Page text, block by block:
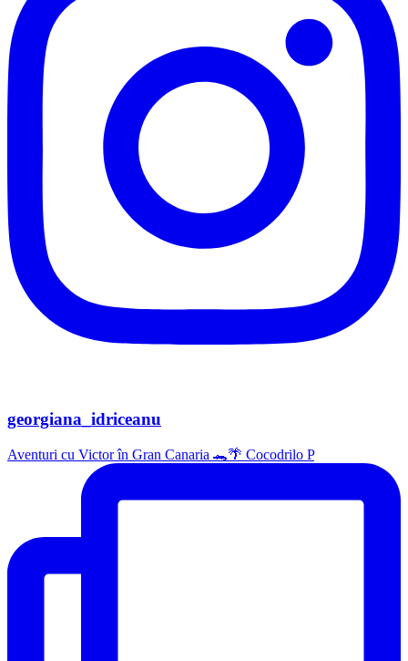
georgiana_idriceanu
Aventuri cu Victor în Gran Canaria 🐊🌴 Cocodrilo P